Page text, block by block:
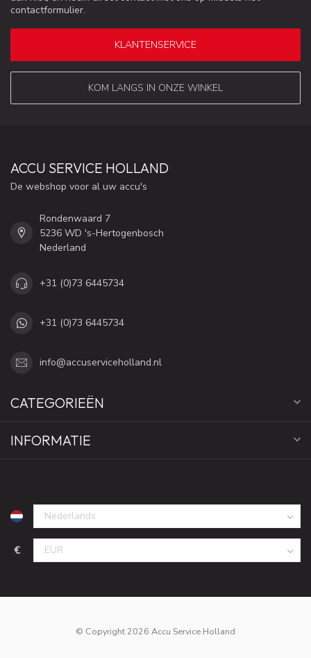
contactformulier.
KLANTENSERVICE
KOM LANGS IN ONZE WINKEL
ACCU SERVICE HOLLAND
De webshop voor al uw accu's
Rondenwaard 7
5236 WD 's-Hertogenbosch
Nederland
+31 (0)73 6445734
+31 (0)73 6445734
info@accuserviceholland.nl
CATEGORIEËN
INFORMATIE
€
© Copyright 2026 Accu Service Holland